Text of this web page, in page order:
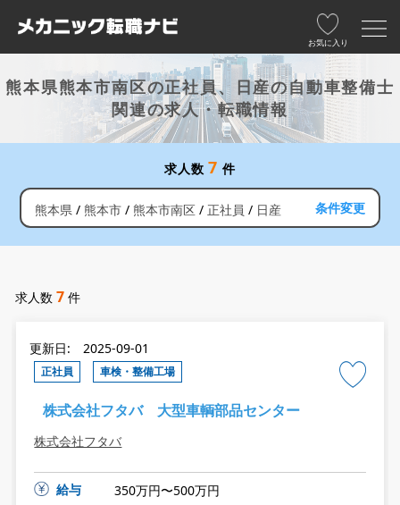
お気に入り
熊本県熊本市南区の正社員、日産の自動車整備士
関連の求人・転職情報
求人数 7 件
熊本県 熊本市 熊本市南区 正社員 日産 条件変更
求人数7 件
更新日: 2025-09-01
正社員 車検・整備工場
株式会社フタバ 大型車輌部品センター
株式会社フタバ
給与
350万円〜500万円